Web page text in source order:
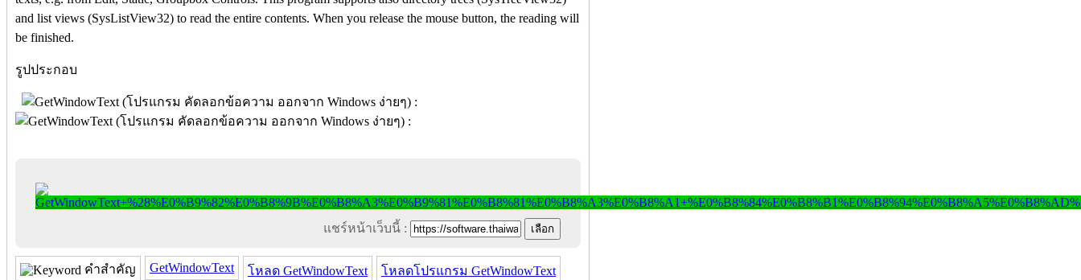
and list views (SysListView32) to read the entire contents. When you release the mouse button, the reading will
be finished.
รูปประกอบ
แชร์หน้าเว็บนี้ :
คำสำคัญ GetWindowText โหลด GetWindowText โหลดโปรแกรม GetWindowText